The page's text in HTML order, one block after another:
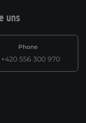
uns
Phone
+420 556 300 970